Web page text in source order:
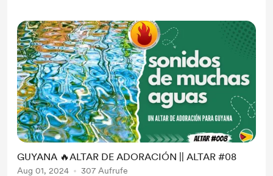
GUYANA 🔥ALTAR DE ADORACIÓN || ALTAR #08
Aug 01, 2024 307 Aufrufe